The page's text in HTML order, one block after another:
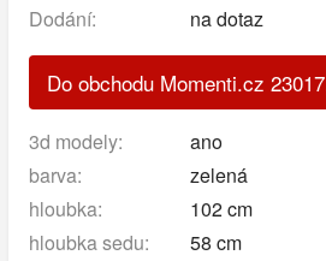
Dodání:
na dotaz
Do obchodu Momenti.cz 23017
3d modely:
ano
barva:
zelená
hloubka:
102 cm
hloubka sedu:
58 cm